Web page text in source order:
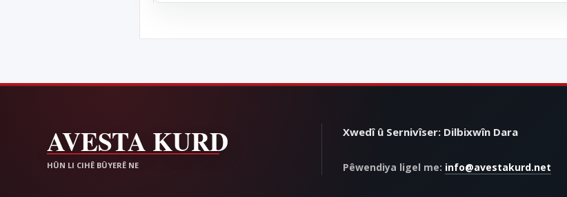
Xwedî û Sernivîser: Dilbixwîn Dara
Pêwendiya ligel me: info@avestakurd.net